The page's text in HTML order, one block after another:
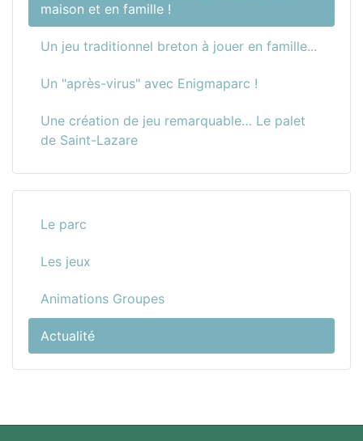
maison et en famille !
Un jeu traditionnel breton à jouer en famille...
Un "après-virus" avec Enigmaparc !
Une création de jeu remarquable… Le palet
de Saint-Lazare
Le parc
Les jeux
Animations Groupes
Actualité